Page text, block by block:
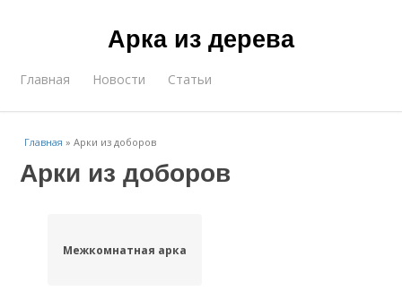
Арка из дерева
Главная Новости Статьи
Главная »Арки из доборов
Арки из доборов
Межкомнатная арка